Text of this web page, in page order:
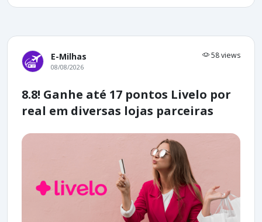
E-Milhas 58 views
08/08/2026
8.8! Ganhe até 17 pontos Livelo por
real em diversas lojas parceiras